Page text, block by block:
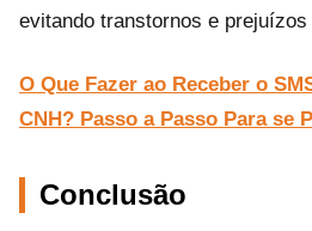
evitando transtornos e
O Que Fazer ao Receber o
CNH? Passo a Passo Para se
Conclusão